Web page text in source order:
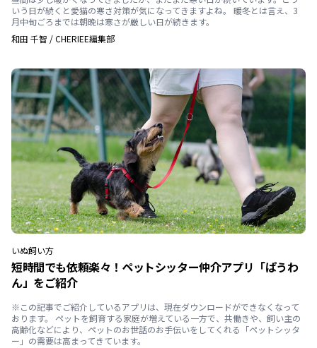
いう日が続くと愛猫の寒さ対策が気になってきますよね。 暖冬とは言え、3
月中旬ごろまでは朝晩は寒さが厳しい日が続きます。
和田 千智 /CHERIEE編集部
いぬ飼い方
短時間でも依頼楽々！ペットシッター仲介アプリ「ぱうわ
ん」をご紹介
※この記事でご紹介しているアプリは、現在ダウンロードができなくなって
おります。 ペットを飼育する家庭が増えている一方で、共働きや、飼い主の
高齢化などにより、ペットのお世話のお手伝いをしてくれる「ペットシッタ
ー」の需要は高まってきています。